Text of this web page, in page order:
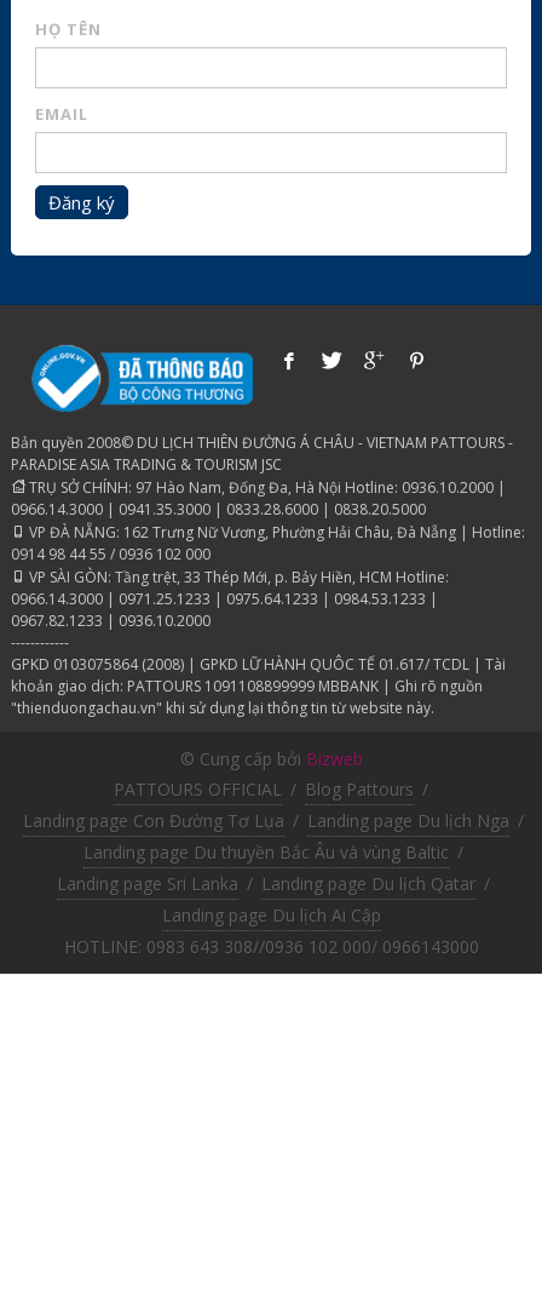
HỌ TÊN
EMAIL
Đăng ký
Bản quyền 2008© DU LỊCH THIÊN ĐƯỜNG Á CHÂU - VIETNAM PATTOURS -
PARADISE ASIA TRADING & TOURISM JSC
TRỤ SỞ CHÍNH: 97 Hào Nam, Đống Đa, Hà Nội Hotline: 0936.10.2000 |
0966.14.3000 | 0941.35.3000 | 0833.28.6000 | 0838.20.5000
VP ĐÀ NẴNG: 162 Trưng Nữ Vương, Phường Hải Châu, Đà Nẵng | Hotline:
0914 98 44 55 / 0936 102 000
VP SÀI GÒN: Tầng trệt, 33 Thép Mới, p. Bảy Hiền, HCM Hotline:
0966.14.3000 | 0971.25.1233 | 0975.64.1233 | 0984.53.1233 |
0967.82.1233 | 0936.10.2000
------------
GPKD 0103075864 (2008) | GPKD LỮ HÀNH QUÔC TẾ 01.617/ TCDL | Tài
khoản giao dịch: PATTOURS 1091108899999 MBBANK | Ghi rõ nguồn
"thienduongachau.vn" khi sử dụng lại thông tin từ website này.
© Cung cấp bởi Bizweb
PATTOURS OFFICIAL / Blog Pattours /
Landing page Con Đường Tơ Lụa / Landing page Du lịch Nga /
Landing page Du thuyền Bắc Âu và vùng Baltic /
Landing page Sri Lanka / Landing page Du lịch Qatar /
Landing page Du lịch Ai Cập
HOTLINE: 0983 643 308//0936 102 000/ 0966143000